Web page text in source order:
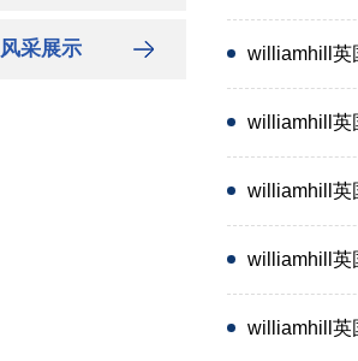
风采展示 williamhill英
williamhill英
williamhill英
williamhill英
williamhill英